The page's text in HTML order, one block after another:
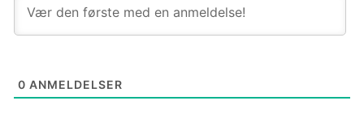
0 ANMELDELSER